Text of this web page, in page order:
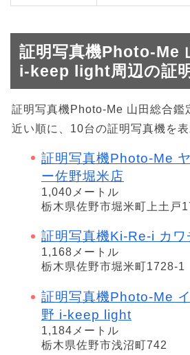
証明写真機Photo-Me
i-keep light周辺の証
証明写真機Photo-Me 山田総合
近い順に、10台の証明写真機を表
証明写真機Photo-Me
ー佐野堀米店
1,040メートル
栃木県佐野市堀米町上土戸
証明写真機Ki-Re-i カワ
1,168メートル
栃木県佐野市堀米町1728-1
証明写真機Photo-Me
野 i-keep light
1,184メートル
栃木県佐野市浅沼町742